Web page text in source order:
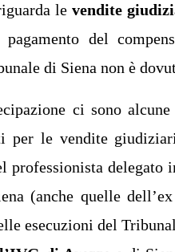
levendite
del
di Siena non è
ci sono
per le vendite
professionista delegato
(anche quelle
esecuzioni del